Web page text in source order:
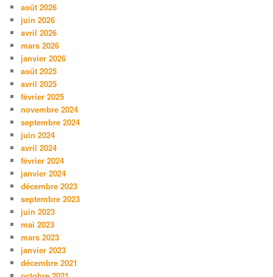
août 2026
juin 2026
avril 2026
mars 2026
janvier 2026
août 2025
avril 2025
février 2025
novembre 2024
septembre 2024
juin 2024
avril 2024
février 2024
janvier 2024
décembre 2023
septembre 2023
juin 2023
mai 2023
mars 2023
janvier 2023
décembre 2021